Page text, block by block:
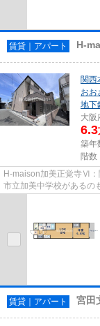
賃貸｜アパート H-
関西
おお
地下
大阪
6.3
築年
階数
H-maison加美正覚寺Ⅵ：
市立加美中学校があるの
るのが、敷地内ごみ置き
賃貸｜アパート 宮田